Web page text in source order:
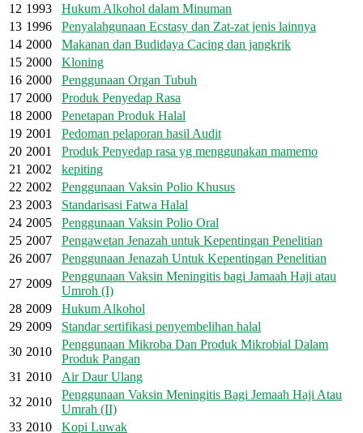
12 1993
Hukum Alkohol dalam Minuman
13 1996
Penyalahgunaan Ecstasy dan Zat-zat jenis lainnya
14 2000
Makanan dan Budidaya Cacing dan jangkrik
15 2000
Kloning
16 2000
Penggunaan Organ Tubuh
17 2000
Produk Penyedap Rasa
18 2000
Penetapan Produk Halal
19 2001
Pedoman pelaporan hasil Audit
20 2001
Produk Penyedap rasa yg menggunakan mamemo
21 2002
kepiting
22 2002
Penggunaan Vaksin Polio Khusus
23 2003
Standarisasi Fatwa Halal
24 2005
Penggunaan Vaksin Polio Oral
25 2007
Pengawetan Jenazah untuk Kepentingan Penelitian
26 2007
Penggunaan Jenazah Untuk Kepentingan Penelitian
27 2009
Penggunaan Vaksin Meningitis bagi Jamaah Haji atau
Umroh (I)
28 2009
Hukum Alkohol
29 2009
Standar sertifikasi penyembelihan halal
30 2010
Penggunaan Mikroba Dan Produk Mikrobial Dalam
Produk Pangan
31 2010
Air Daur Ulang
32 2010
Penggunaan Vaksin Meningitis Bagi Jemaah Haji Atau
Umrah (II)
33 2010
Kopi Luwak